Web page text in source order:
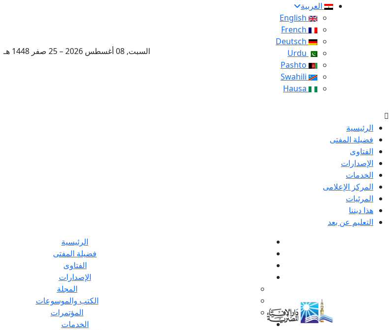
العربية
السبت, 08 أغسطس 2026 – 25 صفر 1448 هـ
الرئيسية
فضيلة المفتى
الفتاوى
الإصدارات
الخدمات
المركز الإعلامى
المرئيات
هذا ديننا
التعليم عن بعد
الرئيسية
فضيلة المفتى
الفتاوى
الإصدارات
المجلة
الكتب والموسوعات
المؤتمرات
الخدمات